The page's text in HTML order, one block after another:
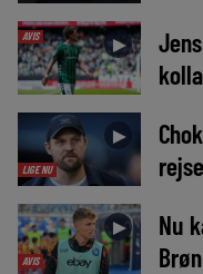
AVIS ►
LIGE NU
►
AVIS
►
Nu